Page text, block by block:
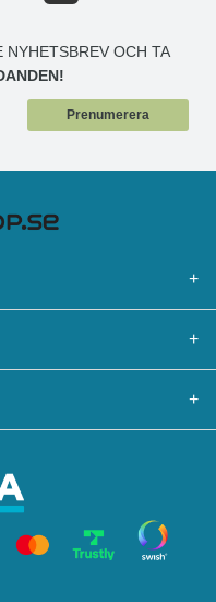
NYHETSBREV OCH TA
Prenumerera
+
+
+